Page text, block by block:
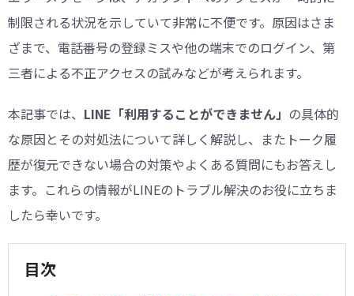
制限される状況を示していて非常に不便です。原因はさま
ざまで、電話番号の登録ミスや他の端末でのログイン、第
三者による不正アクセスの試みなどが考えられます。
本記事では、 LINE「利用することができません」 の具体的
な原因とその対処法について詳しく解説し、またトーク履
歴が復元できない場合の対策やよくある質問にもお答えし
ます。これらの情報がLINEのトラブル解決のお役に立ちま
したら幸いです。
目次